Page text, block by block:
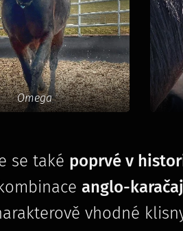
Omega
se také poprvé v
anglo-
vhodné